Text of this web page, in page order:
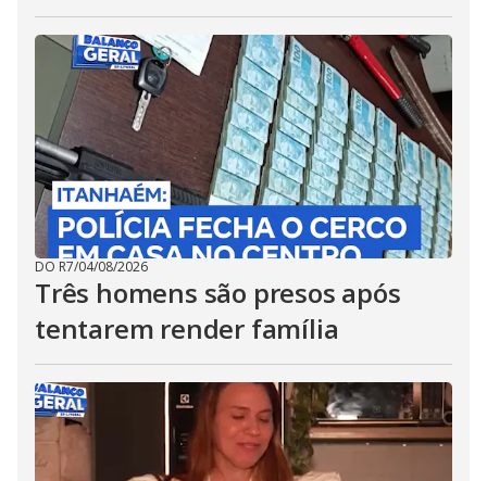
DO R7/04/08/2026
Três homens são presos após
tentarem render família